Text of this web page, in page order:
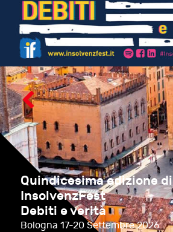
Quindicesima edizione di
InsolvenzFest
Debiti e verità
Bologna 17-20 Settembre 2026